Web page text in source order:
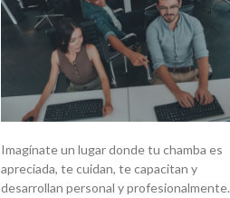
Imagínate un lugar donde tu chamba es
apreciada, te cuidan, te capacitan y
desarrollan personal y profesionalmente.